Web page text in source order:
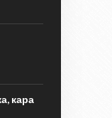
кара